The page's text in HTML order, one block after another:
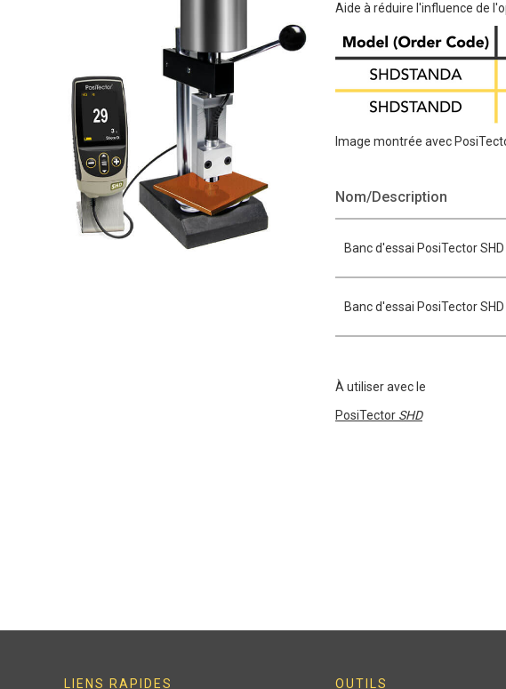
Aide à réduire l'influence de
Image montrée avec
Nom/Description
Banc d'essai PosiTector
Banc d'essai PosiTector
À utiliser avec le
PosiTector SHD
LIENS RAPIDES OUTILS